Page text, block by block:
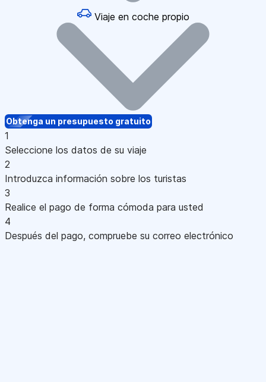
Viaje en coche propio
Obtenga un presupuesto gratuito
1
Seleccione los datos de su viaje
2
Introduzca información sobre los turistas
3
Realice el pago de forma cómoda para usted
4
Después del pago, compruebe su correo electrónico